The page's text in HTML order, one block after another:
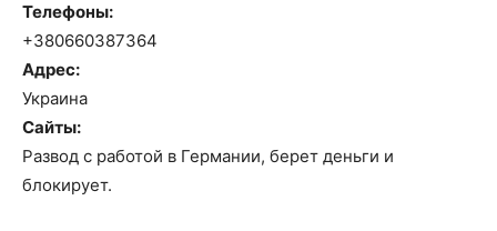
Телефоны:
+380660387364
Адрес:
Украина
Сайты:
Развод с работой в Германии, берет деньги и
блокирует.